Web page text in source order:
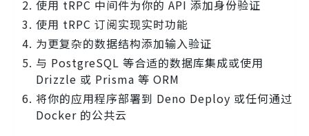
使用 tRPC 中间件为你的 API 添加身份验证
使用 tRPC 订阅实现实时功能
为更复杂的数据结构添加输入验证
与 PostgreSQL 等合适的数据库集成或使用
Drizzle 或 Prisma 等 ORM
将你的应用程序部署到 Deno Deploy 或任何通过
Docker 的公共云